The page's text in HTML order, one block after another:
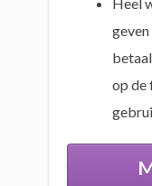
op de